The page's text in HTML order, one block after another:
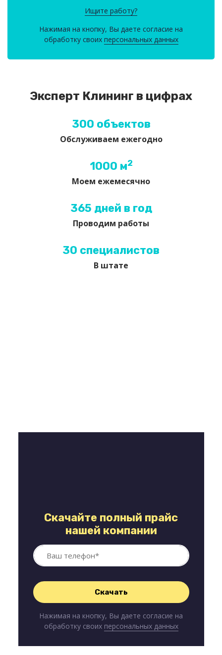
Ищите работу?
Нажимая на кнопку, Вы даете согласие на
обработку своих персональных данных
Эксперт Клининг в цифрах
300 объектов
Обслуживаем ежегодно
1000 м2
Моем ежемесячно
365 дней в год
Проводим работы
30 специалистов
В штате
Скачайте полный прайс
нашей компании
Нажимая на кнопку, Вы даете согласие на
обработку своих персональных данных